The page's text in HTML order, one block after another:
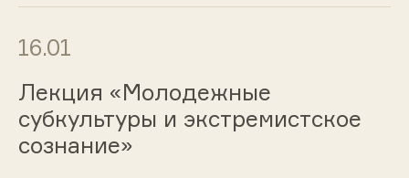
16.01
Лекция «Молодежные
субкультуры и экстремистское
сознание»